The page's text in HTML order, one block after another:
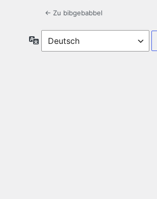
← Zu bibgebabbel
Sprache